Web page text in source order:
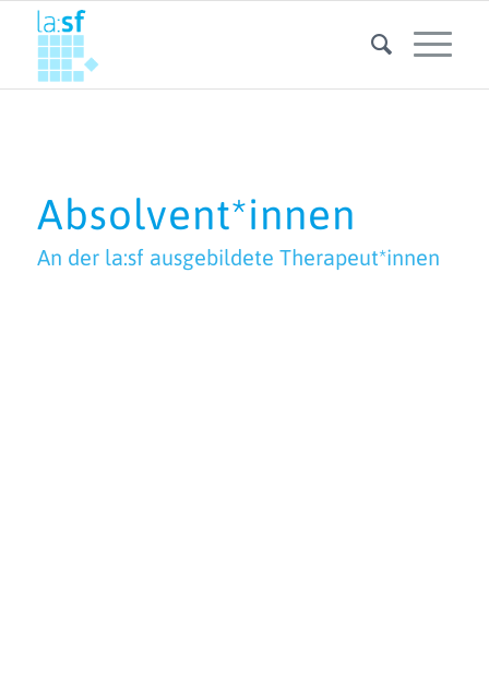
Absolvent*innen
An der la:sf ausgebildete Therapeut*innen